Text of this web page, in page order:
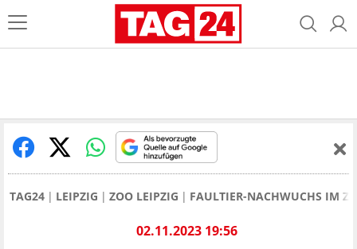
TAG24 LEIPZIG ZOO LEIPZIG FAULTIER-NACHWUCHS IM
02.11.2023 19:56